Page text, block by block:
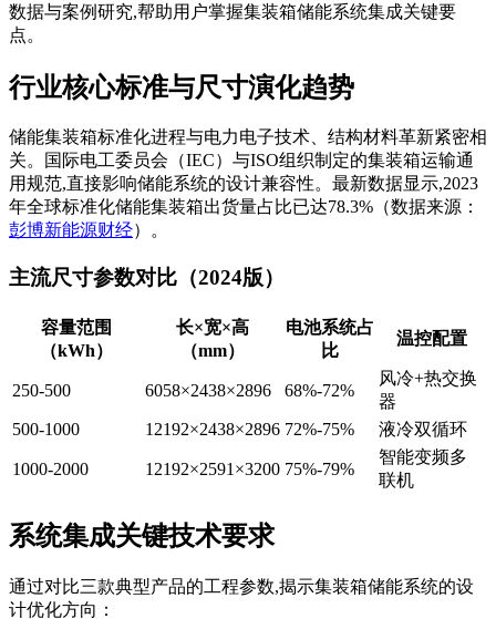
数据与案例研究,帮助用户掌握集装箱储能系统集成关键要
点。
行业核心标准与尺寸演化趋势
储能集装箱标准化进程与电力电子技术、结构材料革新紧密相
关。国际电工委员会（IEC）与ISO组织制定的集装箱运输通
用规范,直接影响储能系统的设计兼容性。最新数据显示,2023
年全球标准化储能集装箱出货量占比已达78.3%（数据来源：
彭博新能源财经）。
主流尺寸参数对比（2024版）
容量范围
（kWh）
长×宽×高
（mm）
电池系统占
比
温控配置
250-500 6058×2438×2896 68%-72%
风冷+热交换
器
500-1000
12192×2438×2896 72%-75% 液冷双循环
1000-2000 12192×2591×3200 75%-79%
智能变频多
联机
系统集成关键技术要求
通过对比三款典型产品的工程参数,揭示集装箱储能系统的设
计优化方向：